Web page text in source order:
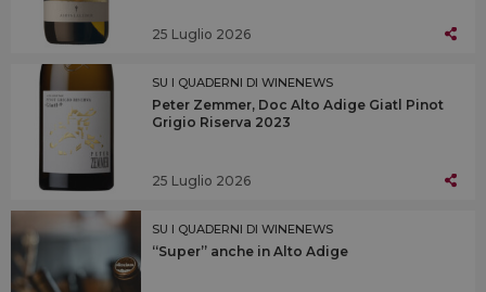
25 Luglio 2026
SU I QUADERNI DI WINENEWS
Peter Zemmer, Doc Alto Adige Giatl Pinot
Grigio Riserva 2023
25 Luglio 2026
SU I QUADERNI DI WINENEWS
“Super” anche in Alto Adige